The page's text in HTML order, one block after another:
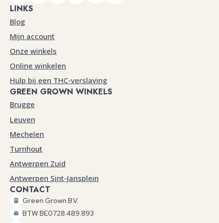
LINKS
Blog
Mijn account
Onze winkels
Online winkelen
Hulp bij een THC-verslaving
GREEN GROWN WINKELS
Brugge
Leuven
Mechelen
Turnhout
Antwerpen Zuid
Antwerpen Sint-Jansplein
CONTACT
Green Grown B.V.
BTW BE0728.489.893